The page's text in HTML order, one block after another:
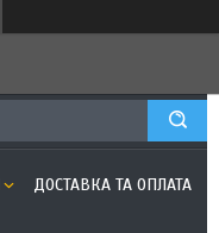
ДОСТАВКА ТА ОПЛАТА